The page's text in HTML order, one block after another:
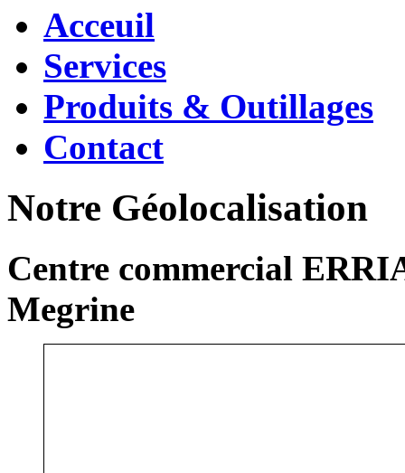
Acceuil
Services
Produits & Outillages
Contact
Notre Géolocalisation
Centre commercial
Megrine